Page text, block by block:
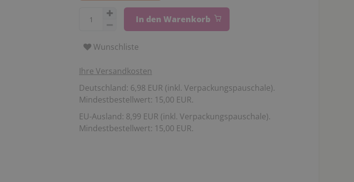
In den Warenkorb
Wunschliste
Ihre Versandkosten
Deutschland: 6,98 EUR (inkl. Verpackungspauschale).
Mindestbestellwert: 15,00 EUR.
EU-Ausland: 8,99 EUR (inkl. Verpackungspauschale).
Mindestbestellwert: 15,00 EUR.